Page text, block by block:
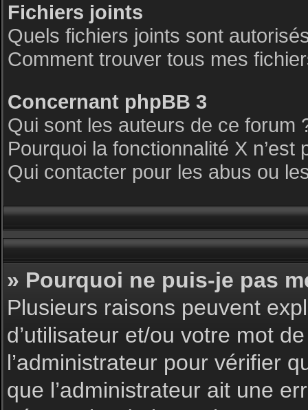
Fichiers joints
Quels fichiers joints sont
Comment trouver tous mes
Concernant phpBB 3
Qui sont les auteurs de ce forum
Pourquoi la fonctionnalité X n’est
Qui contacter pour les abus ou
» Pourquoi ne puis-je pas
Plusieurs raisons peuvent
d’utilisateur et/ou votre mot
l’administrateur pour vérifier
que l’administrateur ait une